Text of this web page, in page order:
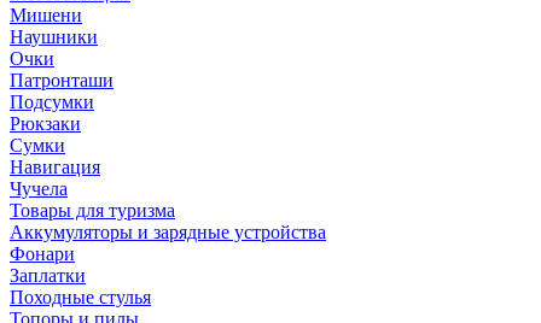
Мишени
Наушники
Очки
Патронташи
Подсумки
Рюкзаки
Сумки
Навигация
Чучела
Товары для туризма
Аккумуляторы и зарядные устройства
Фонари
Заплатки
Походные стулья
Топоры и пилы